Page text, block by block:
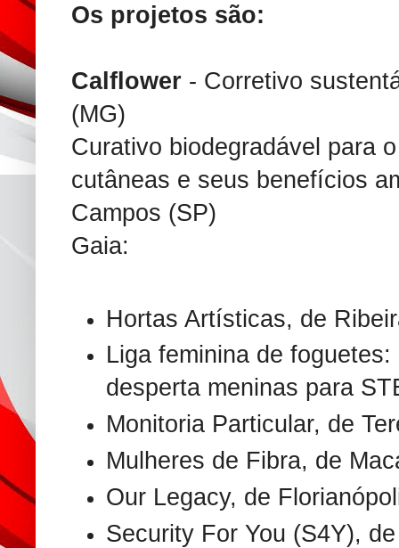
Os projetos são:
Calflower - Corretivo
(MG)
Curativo biodegradável para
cutâneas e seus benefícios
Campos (SP)
Gaia:
Hortas Artísticas, de
Liga feminina de
desperta meninas para
Monitoria Particular, de
Mulheres de Fibra, de
Our Legacy, de
Security For You (S4Y),